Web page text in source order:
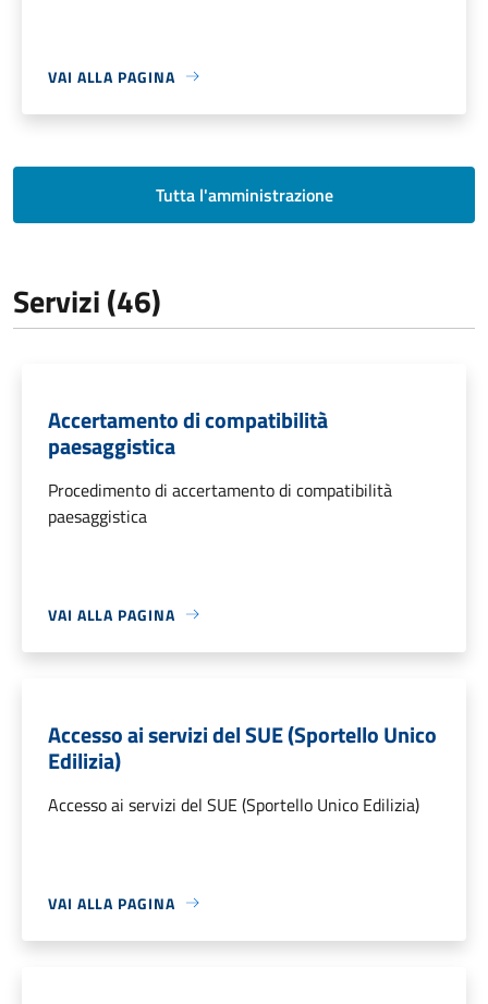
VAI ALLA PAGINA
Tutta l'amministrazione
Servizi (46)
Accertamento di compatibilità
paesaggistica
Procedimento di accertamento di compatibilità
paesaggistica
VAI ALLA PAGINA
Accesso ai servizi del SUE (Sportello Unico
Edilizia)
Accesso ai servizi del SUE (Sportello Unico Edilizia)
VAI ALLA PAGINA